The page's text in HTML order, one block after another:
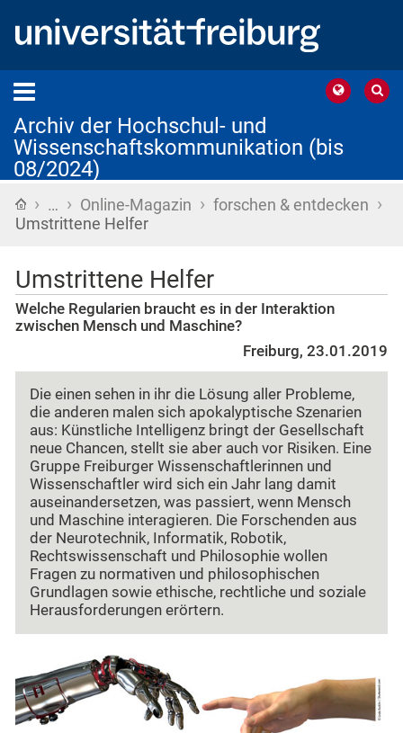
Archiv der Hochschul- und
Wissenschaftskommunikation (bis
08/2024)
Startseite
› … › Online-Magazin › forschen & entdecken ›
Umstrittene Helfer
Umstrittene Helfer
Welche Regularien braucht es in der Interaktion
zwischen Mensch und Maschine?
Freiburg, 23.01.2019
Die einen sehen in ihr die Lösung aller Probleme,
die anderen malen sich apokalyptische Szenarien
aus: Künstliche Intelligenz bringt der Gesellschaft
neue Chancen, stellt sie aber auch vor Risiken. Eine
Gruppe Freiburger Wissenschaftlerinnen und
Wissenschaftler wird sich ein Jahr lang damit
auseinandersetzen, was passiert, wenn Mensch
und Maschine interagieren. Die Forschenden aus
der Neurotechnik, Informatik, Robotik,
Rechtswissenschaft und Philosophie wollen
Fragen zu normativen und philosophischen
Grundlagen sowie ethische, rechtliche und soziale
Herausforderungen erörtern.